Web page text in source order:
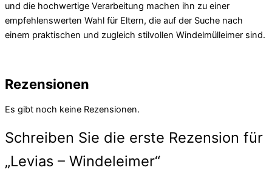
und die hochwertige Verarbeitung machen ihn zu einer
empfehlenswerten Wahl für Eltern, die auf der Suche nach
einem praktischen und zugleich stilvollen Windelmülleimer sind.
Rezensionen
Es gibt noch keine Rezensionen.
Schreiben Sie die erste Rezension für
„Levias – Windeleimer“